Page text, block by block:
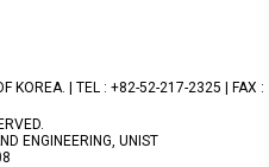
KOREA. | TEL : +82-52-217-2325 | FAX :
ENGINEERING, UNIST